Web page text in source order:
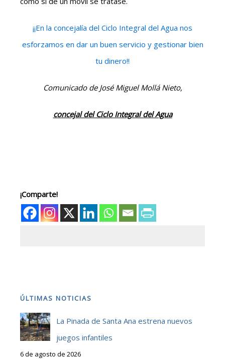
¡¡En la concejalía del Ciclo Integral del Agua nos
esforzamos en dar un buen servicio y gestionar bien
tu dinero!!
Comunicado de José Miguel Mollá Nieto,
concejal del Ciclo Integral del Agua
¡Comparte!
ÚLTIMAS NOTICIAS
La Pinada de Santa Ana estrena nuevos
juegos infantiles
6 de agosto de 2026